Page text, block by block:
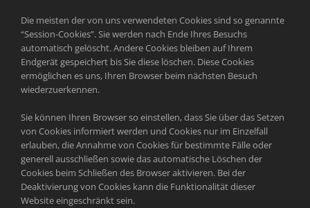
Die meisten der von uns verwendeten Cookies sind so genannte
“Session-Cookies”. Sie werden nach Ende Ihres Besuchs
automatisch gelöscht. Andere Cookies bleiben auf Ihrem
Endgerät gespeichert bis Sie diese löschen. Diese Cookies
ermöglichen es uns, Ihren Browser beim nächsten Besuch
wiederzuerkennen.
Sie können Ihren Browser so einstellen, dass Sie über das Setzen
von Cookies informiert werden und Cookies nur im Einzelfall
erlauben, die Annahme von Cookies für bestimmte Fälle oder
generell ausschließen sowie das automatische Löschen der
Cookies beim Schließen des Browser aktivieren. Bei der
Deaktivierung von Cookies kann die Funktionalität dieser
Website eingeschränkt sein.